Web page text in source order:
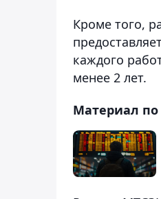
Кроме того,
каждого
менее 2 лет.
Материал по